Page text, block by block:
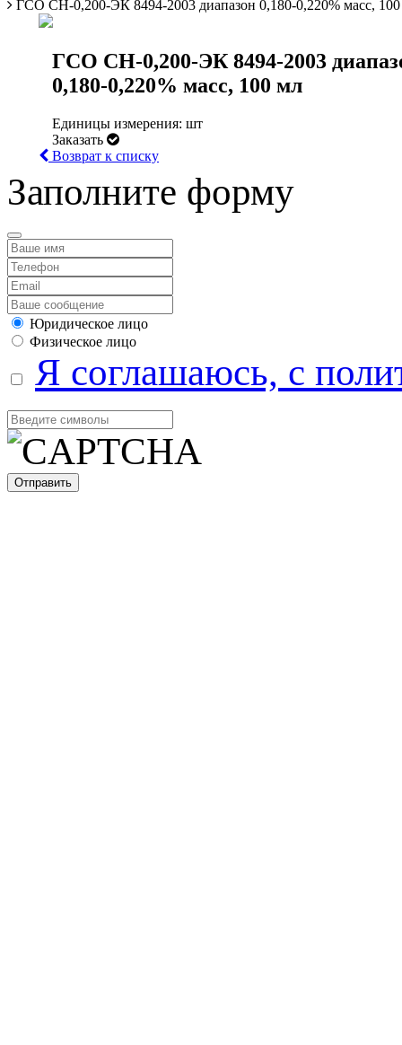
ГСО СН-0,200-ЭК 8494-2003 диапазон 0,180-0,220% масс,
ГСО СН-0,200-ЭК 8494-2003
0,180-0,220% масс, 100 мл
Единицы измерения: шт
Заказать
Возврат к списку
Заполните форму
Юридическое лицо
Физическое лицо
Я соглашаюсь, с